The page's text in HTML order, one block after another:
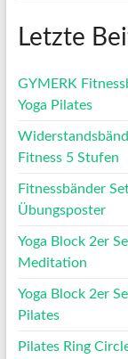
Letzte
GYMERK
Yoga Pilates
Fitness 5 Stufen
Fitnessbänder
Übungsposter
Yoga Block 2er
Meditation
Yoga Block 2er
Pilates
Pilates Ring